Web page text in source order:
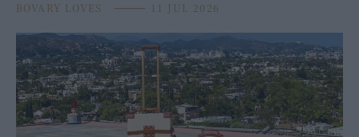
BOVARY LOVES ⸻ 11 JUL 2026